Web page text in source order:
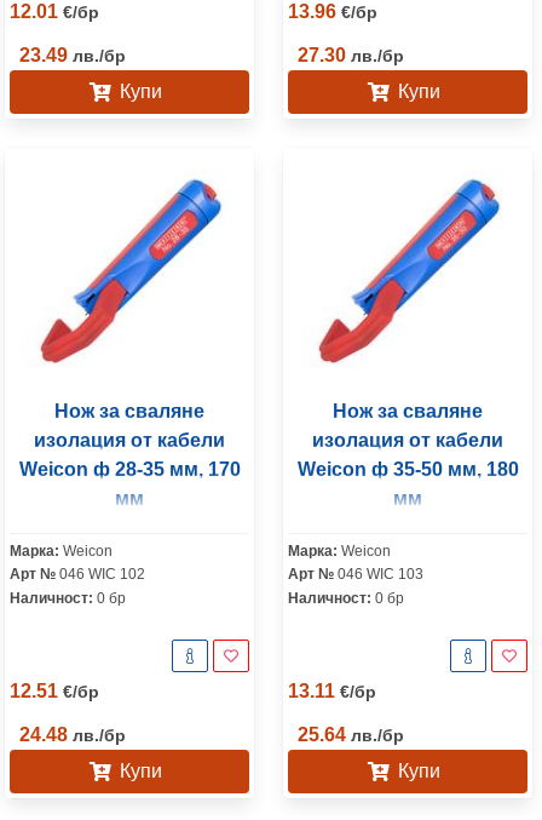
12.01 €/бр
23.49 лв./бр
Купи
13.96 €/бр
27.30 лв./бр
Купи
Нож за сваляне
изолация от кабели
Weicon ф 28-35 мм, 170
мм
Марка: Weicon
Арт № 046 WIC 102
Наличност: 0 бр
12.51 €/бр
24.48 лв./бр
Купи
Нож за сваляне
изолация от кабели
Weicon ф 35-50 мм, 180
мм
Марка: Weicon
Арт № 046 WIC 103
Наличност: 0 бр
13.11 €/бр
25.64 лв./бр
Купи